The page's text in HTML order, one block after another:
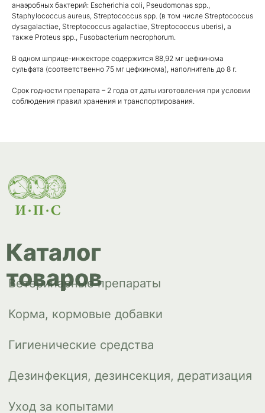
анаэробных бактерий: Escherichia coli, Pseudomonas spp.,
Staphylococcus aureus, Streptococcus spp. (в том числе Streptococcus
dysagalactiae, Streptococcus agalactiae, Streptococcus uberis), а
также Proteus spp., Fusobacterium necrophorum.
В одном шприце-инжекторе содержится 88,92 мг цефкинома
сульфата (соответственно 75 мг цефкинома), наполнитель до 8 г.
Срок годности препарата – 2 года от даты изготовления при условии
соблюдения правил хранения и транспортирования.
Каталог
товаров
Инкубация
Доставка и
оплата
О компании
Контакты
Корма, кормовые добавки
Изделия ветеринарного назначения
Сопутствующие товары
Новости